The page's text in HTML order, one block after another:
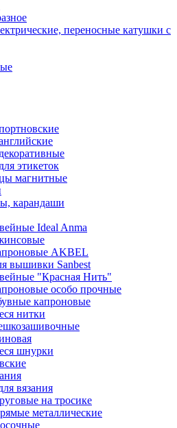
переносные катушки с
этикеток
магнитные
карандаши
Ideal Anma
AKBEL
вышивки Sanbest
"Красная Нить"
особо прочные
капроновые
нитки
шнурки
вязания
на тросике
металлические